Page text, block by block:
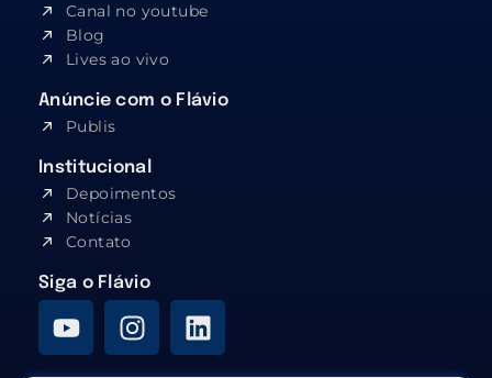
Canal no youtube
Blog
Lives ao vivo
Anúncie com o Flávio
Publis
Institucional
Depoimentos
Notícias
Contato
Siga o Flávio